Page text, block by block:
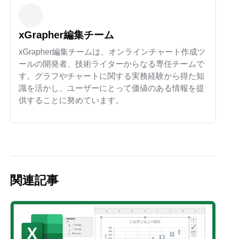
xGrapher編集チーム
xGrapher編集チームは、オンラインチャート作成ツ
ールの開発者、技術ライターからなる専任チームで
す。グラフやチャートに関する実務経験から得た知
識を活かし、ユーザーにとって価値のある情報を提
供することに努めています。
関連記事